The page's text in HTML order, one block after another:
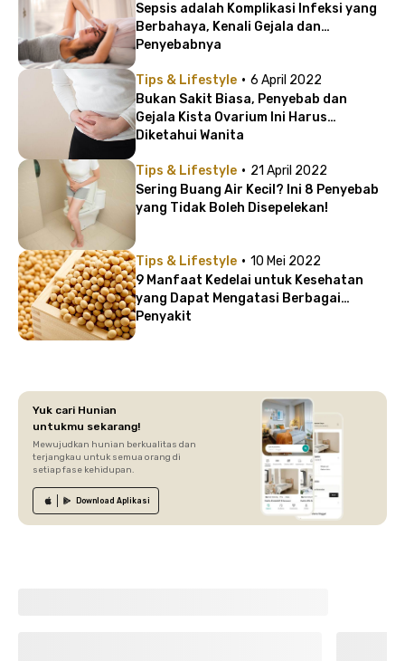
Sepsis adalah Komplikasi Infeksi yang
Berbahaya, Kenali Gejala dan
Penyebabnya
Tips & Lifestyle · 6 April 2022
Bukan Sakit Biasa, Penyebab dan
Gejala Kista Ovarium Ini Harus
Diketahui Wanita
Tips & Lifestyle · 21 April 2022
Sering Buang Air Kecil? Ini 8 Penyebab
yang Tidak Boleh Disepelekan!
Tips & Lifestyle · 10 Mei 2022
9 Manfaat Kedelai untuk Kesehatan
yang Dapat Mengatasi Berbagai
Penyakit
Yuk cari Hunian
untukmu sekarang!
Mewujudkan hunian berkualitas dan
terjangkau untuk semua orang di
setiap fase kehidupan.
Download Aplikasi